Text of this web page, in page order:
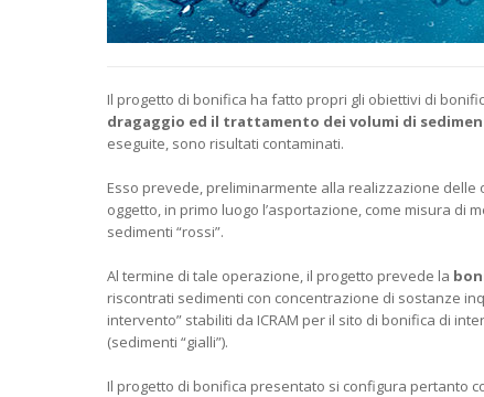
Il progetto di bonifica ha fatto propri gli obiettivi di
dragaggio ed il trattamento dei volumi di
eseguite, sono risultati contaminati.
Esso prevede, preliminarmente alla realizzazione delle
oggetto, in primo luogo l’asportazione, come misura di
sedimenti “rossi”.
Al termine di tale operazione, il progetto prevede la
riscontrati sedimenti con concentrazione di sostanze
intervento” stabiliti da ICRAM per il sito di bonifica di
(sedimenti “gialli”).
Il progetto di bonifica presentato si configura pertanto